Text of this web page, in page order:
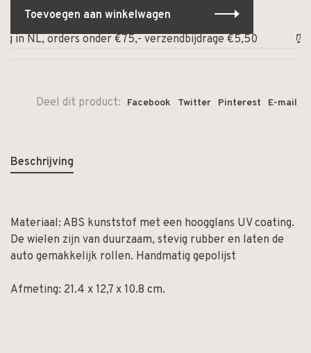
Toevoegen aan winkelwagen
NL, orders onder €75,- verzendbijdrage €5,50
⏰
Deel dit product: Facebook Twitter Pinterest E-mail
Beschrijving
Materiaal: ABS kunststof met een hoogglans UV coating.
De wielen zijn van duurzaam, stevig rubber en laten de
auto gemakkelijk rollen. Handmatig gepolijst
Afmeting: 21.4 x 12,7 x 10.8 cm.